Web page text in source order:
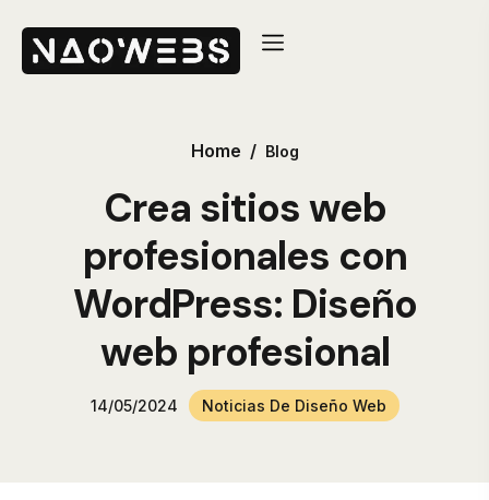
Home / Blog
Crea sitios web
profesionales con
WordPress: Diseño
web profesional
14/05/2024 Noticias De Diseño Web